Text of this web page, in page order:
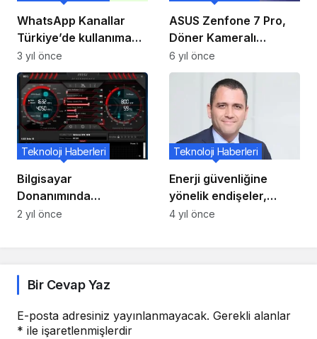
WhatsApp Kanallar
Türkiye’de kullanıma
açılıyor
3 yıl önce
ASUS Zenfone 7 Pro,
Döner Kameralı
Tasarımla Duyuruldu!
6 yıl önce
Bilgisayar
Donanımında
Overclocking Nedir ve
Teknoloji Haberleri
2 yıl önce
Enerji güvenliğine
yönelik endişeler,
yenilenebilir enerji
Teknoloji Haberleri
4 yıl önce
Bir Cevap Yaz
E-posta adresiniz yayınlanmayacak. Gerekli alanlar
* ile işaretlenmişlerdir